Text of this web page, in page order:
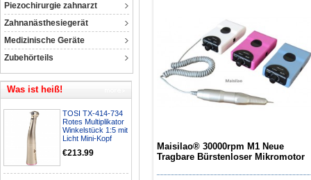
Piezochirurgie zahnarzt
Zahnanästhesiegerät
Medizinische Geräte
Zubehörteils
Was ist heiß!
TOSI TX-414-734
Rotes Multiplikator
Winkelstück 1:5 mit
Licht Mini-Kopf
€213.99
Maisilao® 30000rpm M1 Neue
Tragbare Bürstenloser Mikromotor